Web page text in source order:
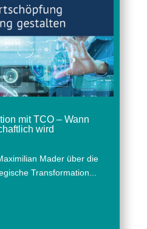
mit TCO – Wann
wird
Mader über die
Transformation...